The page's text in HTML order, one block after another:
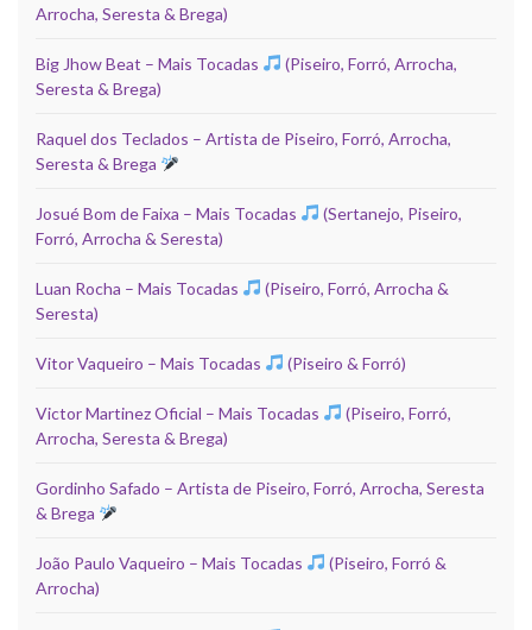
Arrocha, Seresta & Brega)
Big Jhow Beat – Mais Tocadas
(Piseiro, Forró, Arrocha,
Seresta & Brega)
Raquel dos Teclados – Artista de Piseiro, Forró, Arrocha,
Seresta & Brega
Josué Bom de Faixa – Mais Tocadas
(Sertanejo, Piseiro,
Forró, Arrocha & Seresta)
Luan Rocha – Mais Tocadas
(Piseiro, Forró, Arrocha &
Seresta)
Vitor Vaqueiro – Mais Tocadas (Piseiro & Forró)
Victor Martinez Oficial – Mais Tocadas
(Piseiro, Forró,
Arrocha, Seresta & Brega)
Gordinho Safado – Artista de Piseiro, Forró, Arrocha, Seresta
& Brega
João Paulo Vaqueiro – Mais Tocadas
(Piseiro, Forró &
Arrocha)